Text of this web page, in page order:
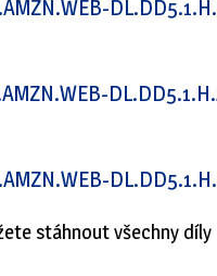
stáhnout všechny díly